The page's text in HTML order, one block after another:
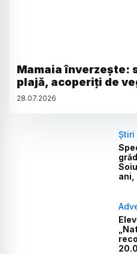
Mamaia înverzește:
plajă, acoperiți de
28.07.2026
Știri
ani,